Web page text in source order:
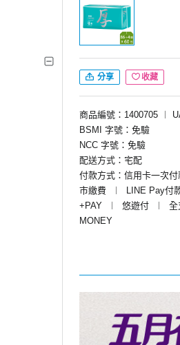
分享 收藏
商品編號：1400705 ︱
BSMI 字號：免驗
NCC 字號：免驗
配送方式：宅配
付款方式：信用卡一次付
市繳費
︱ LINE Pay付
+PAY
︱ 悠遊付 ︱ 全
MONEY